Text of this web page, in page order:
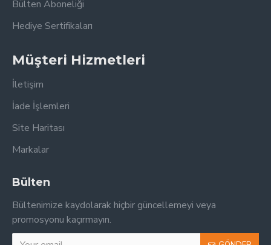
Bülten Aboneliği
Hediye Sertifikaları
Müşteri Hizmetleri
İletişim
İade İşlemleri
Site Haritası
Markalar
Bülten
Bültenimize kaydolarak hiçbir güncellemeyi veya
promosyonu kaçırmayın.